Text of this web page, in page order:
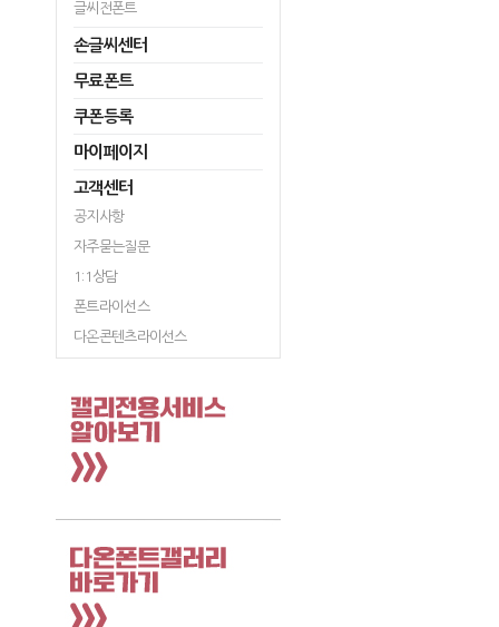
글씨전폰트
손글씨센터
무료폰트
쿠폰등록
마이페이지
고객센터
공지사항
자주묻는질문
1:1상담
폰트라이선스
다온콘텐츠라이선스